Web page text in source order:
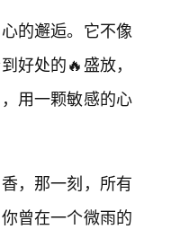
的邂逅。它不像
好处的🔥盛放，
用一颗敏感的心
，那一刻，所有
曾在一个微雨的